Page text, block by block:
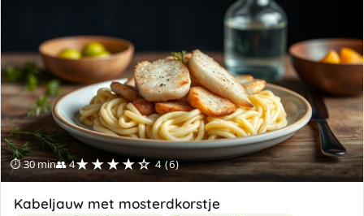
⏱ 30 min👥 4★★★★☆ 4 (6)
Kabeljauw met mosterdkorstje